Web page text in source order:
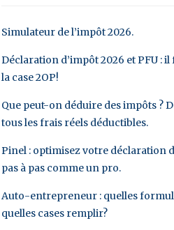
Simulateur de l’impôt 2026.
Déclaration d’impôt 2026 et PFU :
la case 2OP!
Que peut-on déduire des impôts ?
tous les frais réels déductibles.
Pinel : optimisez votre déclaration
pas à pas comme un pro.
Auto-entrepreneur : quelles
quelles cases remplir?